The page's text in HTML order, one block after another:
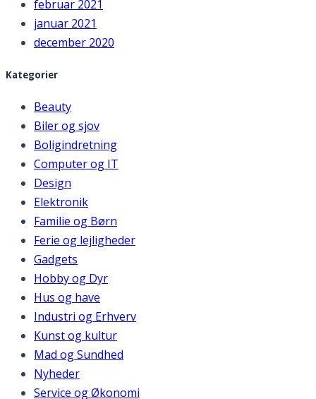
februar 2021
januar 2021
december 2020
Kategorier
Beauty
Biler og sjov
Boligindretning
Computer og IT
Design
Elektronik
Familie og Børn
Ferie og lejligheder
Gadgets
Hobby og Dyr
Hus og have
Industri og Erhverv
Kunst og kultur
Mad og Sundhed
Nyheder
Service og Økonomi